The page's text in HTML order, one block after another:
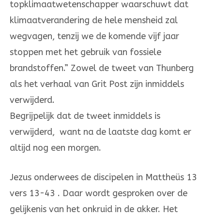
topklimaatwetenschapper waarschuwt dat
klimaatverandering de hele mensheid zal
wegvagen, tenzij we de komende vijf jaar
stoppen met het gebruik van fossiele
brandstoffen.” Zowel de tweet van Thunberg
als het verhaal van Grit Post zijn inmiddels
verwijderd.
Begrijpelijk dat de tweet inmiddels is
verwijderd, want na de laatste dag komt er
altijd nog een morgen.
Jezus onderwees de discipelen in Mattheüs 13
vers 13-43 . Daar wordt gesproken over de
gelijkenis van het onkruid in de akker. Het